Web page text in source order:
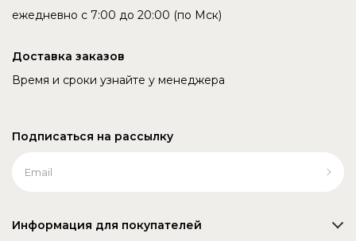
ежедневно с 7:00 до 20:00 (по Мск)
Доставка заказов
Время и сроки узнайте у менеджера
Подписаться на рассылку
Информация для покупателей